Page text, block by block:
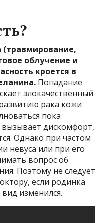
(травмирование,
облучение и
кроется в
Попадание
злокачественный
рака кожи
пока
дискомфорт,
Однако при частом
невуса или при его
вопрос об
Поэтому не следует
если родинка
изменился.